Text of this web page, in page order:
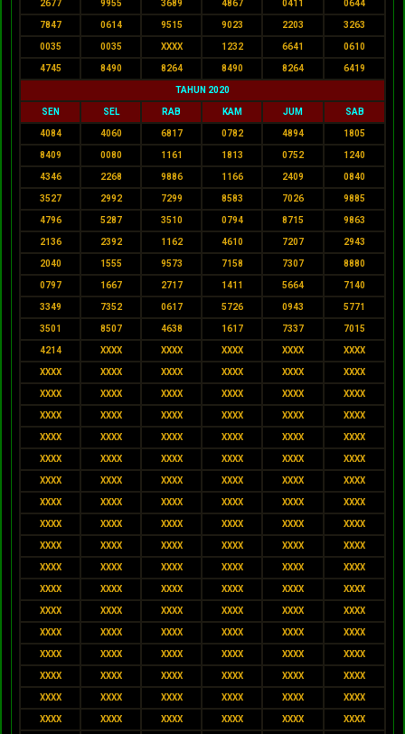
2677 9955 3689 4867 0411 0644
7847 0614 9515 9023 2203 3263
0035 0035 XXXX 1232 6641 0610
4745 8490 8264 8490 8264 6419
TAHUN 2020
SEN SEL RAB KAM JUM SAB
4084 4060 6817 0782 4894 1805
8409 0080 1161 1813 0752 1240
4346 2268 9886 1166 2409 0840
3527 2992 7299 8583 7026 9885
4796 5287 3510 0794 8715 9863
2136 2392 1162 4610 7207 2943
2040 1555 9573 7158 7307 8880
0797 1667 2717 1411 5664 7140
3349 7352 0617 5726 0943 5771
3501 8507 4638 1617 7337 7015
4214 XXXX XXXX XXXX XXXX XXXX
XXXX XXXX XXXX XXXX XXXX XXXX
XXXX XXXX XXXX XXXX XXXX XXXX
XXXX XXXX XXXX XXXX XXXX XXXX
XXXX XXXX XXXX XXXX XXXX XXXX
XXXX XXXX XXXX XXXX XXXX XXXX
XXXX XXXX XXXX XXXX XXXX XXXX
XXXX XXXX XXXX XXXX XXXX XXXX
XXXX XXXX XXXX XXXX XXXX XXXX
XXXX XXXX XXXX XXXX XXXX XXXX
XXXX XXXX XXXX XXXX XXXX XXXX
XXXX XXXX XXXX XXXX XXXX XXXX
XXXX XXXX XXXX XXXX XXXX XXXX
XXXX XXXX XXXX XXXX XXXX XXXX
XXXX XXXX XXXX XXXX XXXX XXXX
XXXX XXXX XXXX XXXX XXXX XXXX
XXXX XXXX XXXX XXXX XXXX XXXX
XXXX XXXX XXXX XXXX XXXX XXXX